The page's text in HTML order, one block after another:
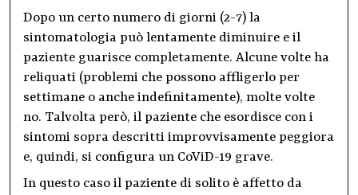
Dopo un certo numero di giorni (2-7) la
sintomatologia può lentamente diminuire e il
paziente guarisce completamente. Alcune volte ha
reliquati (problemi che possono affligerlo per
settimane o anche indefinitamente), molte volte
no. Talvolta però, il paziente che esordisce con i
sintomi sopra descritti improvvisamente peggiora
e, quindi, si configura un CoViD-19 grave.
In questo caso il paziente di solito è affetto da